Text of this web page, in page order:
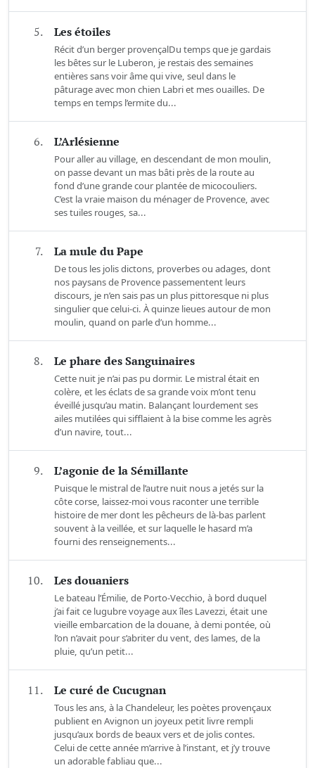
5. Les étoiles
Récit d’un berger provençalDu temps que je gardais
les bêtes sur le Luberon, je restais des semaines
entières sans voir âme qui vive, seul dans le
pâturage avec mon chien Labri et mes ouailles. De
temps en temps l’ermite du...
6. L’Arlésienne
Pour aller au village, en descendant de mon moulin,
on passe devant un mas bâti près de la route au
fond d’une grande cour plantée de micocouliers.
C’est la vraie maison du ménager de Provence, avec
ses tuiles rouges, sa...
7. La mule du Pape
De tous les jolis dictons, proverbes ou adages, dont
nos paysans de Provence passementent leurs
discours, je n’en sais pas un plus pittoresque ni plus
singulier que celui-ci. À quinze lieues autour de mon
moulin, quand on parle d’un homme...
8. Le phare des Sanguinaires
Cette nuit je n’ai pas pu dormir. Le mistral était en
colère, et les éclats de sa grande voix m’ont tenu
éveillé jusqu’au matin. Balançant lourdement ses
ailes mutilées qui sifflaient à la bise comme les agrès
d’un navire, tout...
9. L’agonie de la Sémillante
Puisque le mistral de l’autre nuit nous a jetés sur la
côte corse, laissez-moi vous raconter une terrible
histoire de mer dont les pêcheurs de là-bas parlent
souvent à la veillée, et sur laquelle le hasard m’a
fourni des renseignements...
10. Les douaniers
Le bateau l’Émilie, de Porto-Vecchio, à bord duquel
j’ai fait ce lugubre voyage aux îles Lavezzi, était une
vieille embarcation de la douane, à demi pontée, où
l’on n’avait pour s’abriter du vent, des lames, de la
pluie, qu’un petit...
11. Le curé de Cucugnan
Tous les ans, à la Chandeleur, les poètes provençaux
publient en Avignon un joyeux petit livre rempli
jusqu’aux bords de beaux vers et de jolis contes.
Celui de cette année m’arrive à l’instant, et j’y trouve
un adorable fabliau que...